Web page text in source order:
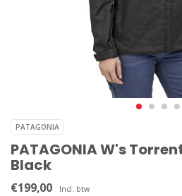
PATAGONIA
PATAGONIA W's
Black
€199,00 Incl. btw